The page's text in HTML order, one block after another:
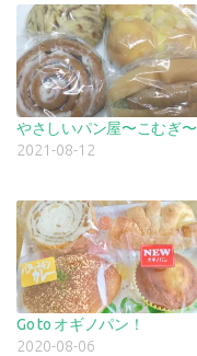
やさしいパン屋〜こむぎ〜
2021-08-12
Go to オギノパン！
2020-08-06